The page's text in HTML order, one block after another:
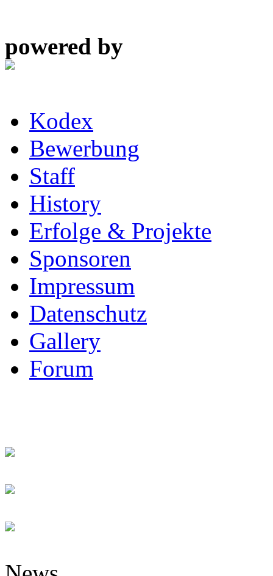
powered by
Kodex
Bewerbung
Staff
History
Erfolge & Projekte
Sponsoren
Impressum
Datenschutz
Gallery
Forum